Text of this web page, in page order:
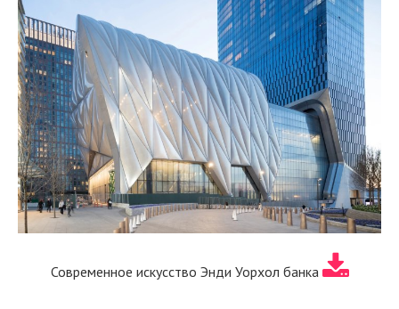
Современное искусство Энди Уорхол банка